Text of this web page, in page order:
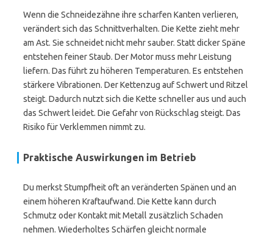
Wenn die Schneidezähne ihre scharfen Kanten verlieren,
verändert sich das Schnittverhalten. Die Kette zieht mehr
am Ast. Sie schneidet nicht mehr sauber. Statt dicker Späne
entstehen feiner Staub. Der Motor muss mehr Leistung
liefern. Das führt zu höheren Temperaturen. Es entstehen
stärkere Vibrationen. Der Kettenzug auf Schwert und Ritzel
steigt. Dadurch nutzt sich die Kette schneller aus und auch
das Schwert leidet. Die Gefahr von Rückschlag steigt. Das
Risiko für Verklemmen nimmt zu.
Praktische Auswirkungen im Betrieb
Du merkst Stumpfheit oft an veränderten Spänen und an
einem höheren Kraftaufwand. Die Kette kann durch
Schmutz oder Kontakt mit Metall zusätzlich Schaden
nehmen. Wiederholtes Schärfen gleicht normale